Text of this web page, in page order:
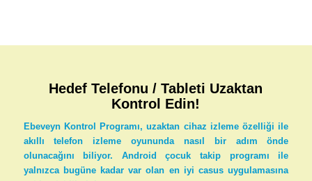
Hedef Telefonu / Tableti Uzaktan
Kontrol Edin!
Ebeveyn Kontrol Programı, uzaktan cihaz izleme özelliği ile
akıllı telefon izleme oyununda nasıl bir adım önde
olunacağını biliyor. Android çocuk takip programı ile
yalnızca bugüne kadar var olan en iyi casus uygulamasına